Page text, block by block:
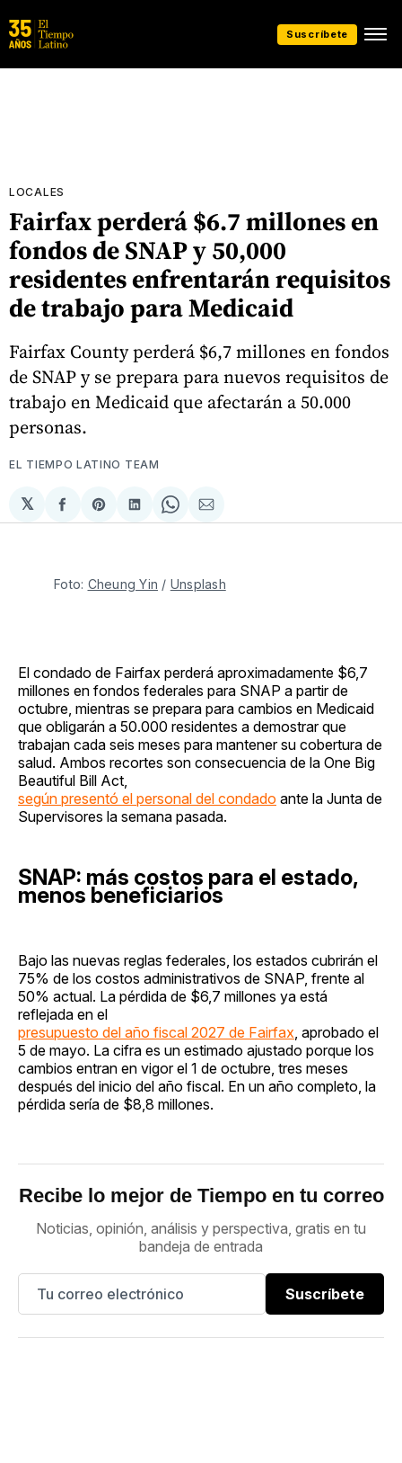
Suscríbete
LOCALES
Fairfax perderá $6.7 millones en
fondos de SNAP y 50,000
residentes enfrentarán requisitos
de trabajo para Medicaid
Fairfax County perderá $6,7 millones en fondos
de SNAP y se prepara para nuevos requisitos de
trabajo en Medicaid que afectarán a 50.000
personas.
EL TIEMPO LATINO TEAM
𝕏
Compartir
en
Share
on
Compartir
en
Share
on
Compartir
via
Foto: Cheung Yin / Unsplash
El condado de Fairfax perderá aproximadamente $6,7
millones en fondos federales para SNAP a partir de
octubre, mientras se prepara para cambios en Medicaid
que obligarán a 50.000 residentes a demostrar que
trabajan cada seis meses para mantener su cobertura de
salud. Ambos recortes son consecuencia de la One Big
Beautiful Bill Act,
según presentó el personal del condado ante la Junta de
Supervisores la semana pasada.
SNAP: más costos para el estado,
menos beneficiarios
Bajo las nuevas reglas federales, los estados cubrirán el
75% de los costos administrativos de SNAP, frente al
50% actual. La pérdida de $6,7 millones ya está
reflejada en el
presupuesto del año fiscal 2027 de Fairfax , aprobado el
5 de mayo. La cifra es un estimado ajustado porque los
cambios entran en vigor el 1 de octubre, tres meses
después del inicio del año fiscal. En un año completo, la
pérdida sería de $8,8 millones.
Recibe lo mejor de Tiempo en tu correo
Noticias, opinión, análisis y perspectiva, gratis en tu
bandeja de entrada
Suscríbete